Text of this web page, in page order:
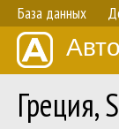
База данных
Греция,